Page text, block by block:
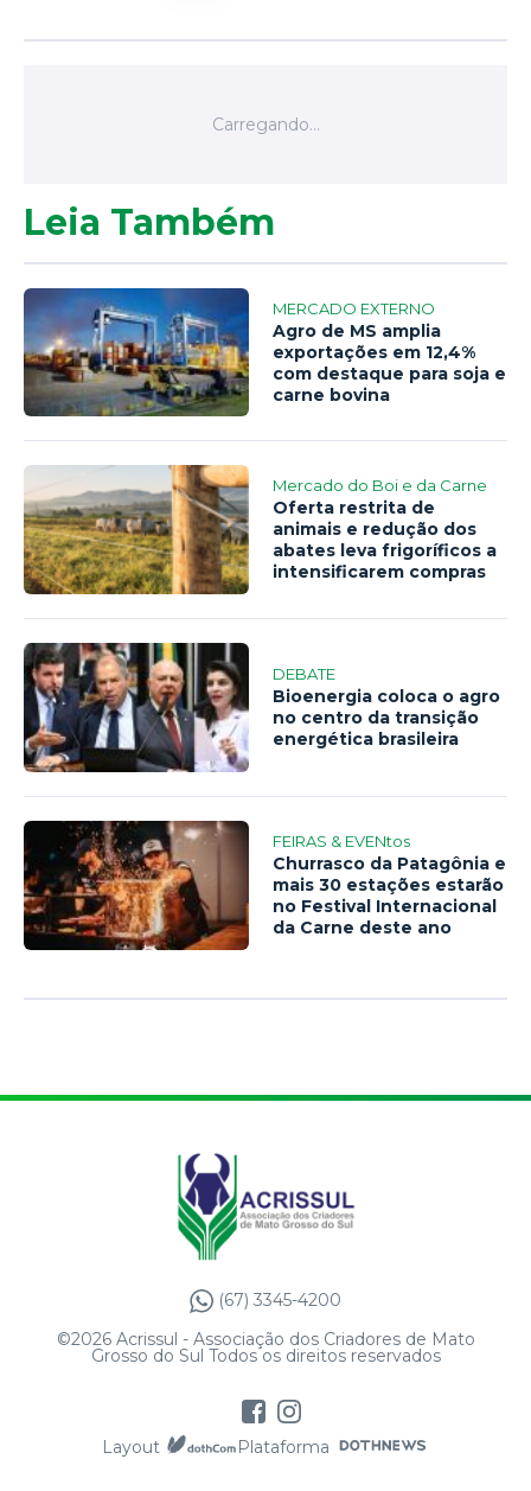
Leia Também
MERCADO EXTERNO
Agro de MS amplia
exportações em 12,4%
com destaque para soja e
carne bovina
Mercado do Boi e da Carne
Oferta restrita de
animais e redução dos
abates leva frigoríficos a
intensificarem compras
DEBATE
Bioenergia coloca o agro
no centro da transição
energética brasileira
FEIRAS & EVENtos
Churrasco da Patagônia e
mais 30 estações estarão
no Festival Internacional
da Carne deste ano
(67) 3345-4200
©2026 Acrissul - Associação dos Criadores de Mato
Grosso do Sul Todos os direitos reservados
Layout Plataforma